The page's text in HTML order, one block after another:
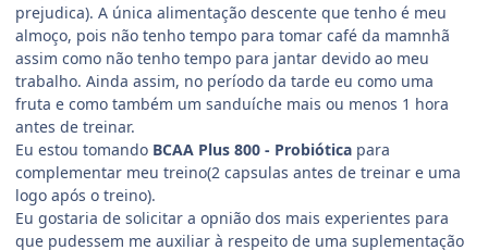
prejudica). A única alimentação descente que tenho é meu
almoço, pois não tenho tempo para tomar café da mamnhã
assim como não tenho tempo para jantar devido ao meu
trabalho. Ainda assim, no período da tarde eu como uma
fruta e como também um sanduíche mais ou menos 1 hora
antes de treinar.
Eu estou tomando BCAA Plus 800 - Probiótica para
complementar meu treino(2 capsulas antes de treinar e uma
logo após o treino).
Eu gostaria de solicitar a opnião dos mais experientes para
que pudessem me auxiliar à respeito de uma suplementação